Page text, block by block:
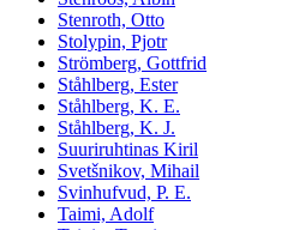
Stenroth, Otto
Stolypin, Pjotr
Strömberg, Gottfrid
Ståhlberg, Ester
Ståhlberg, K. E.
Ståhlberg, K. J.
Suuriruhtinas Kiril
Svetšnikov, Mihail
Svinhufvud, P. E.
Taimi, Adolf